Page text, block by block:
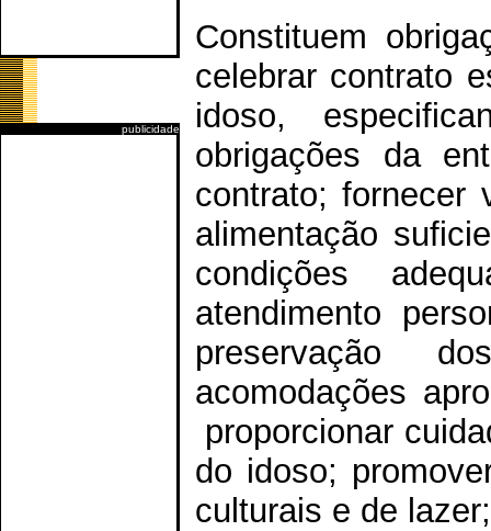
publicidade
Constituem
celebrar contrato
idoso,
obrigações da
contrato; fornecer
alimentação
condições
atendimento
preservação
acomodações
proporcionar
do idoso;
culturais e de